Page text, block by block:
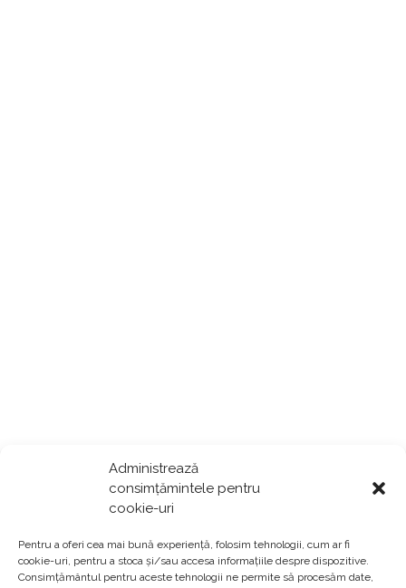
Administrează
consimțămintele pentru
cookie-uri
Pentru a oferi cea mai bună experiență, folosim tehnologii, cum ar fi
cookie-uri, pentru a stoca și/sau accesa informațiile despre dispozitive.
Consimțământul pentru aceste tehnologii ne permite să procesăm date,